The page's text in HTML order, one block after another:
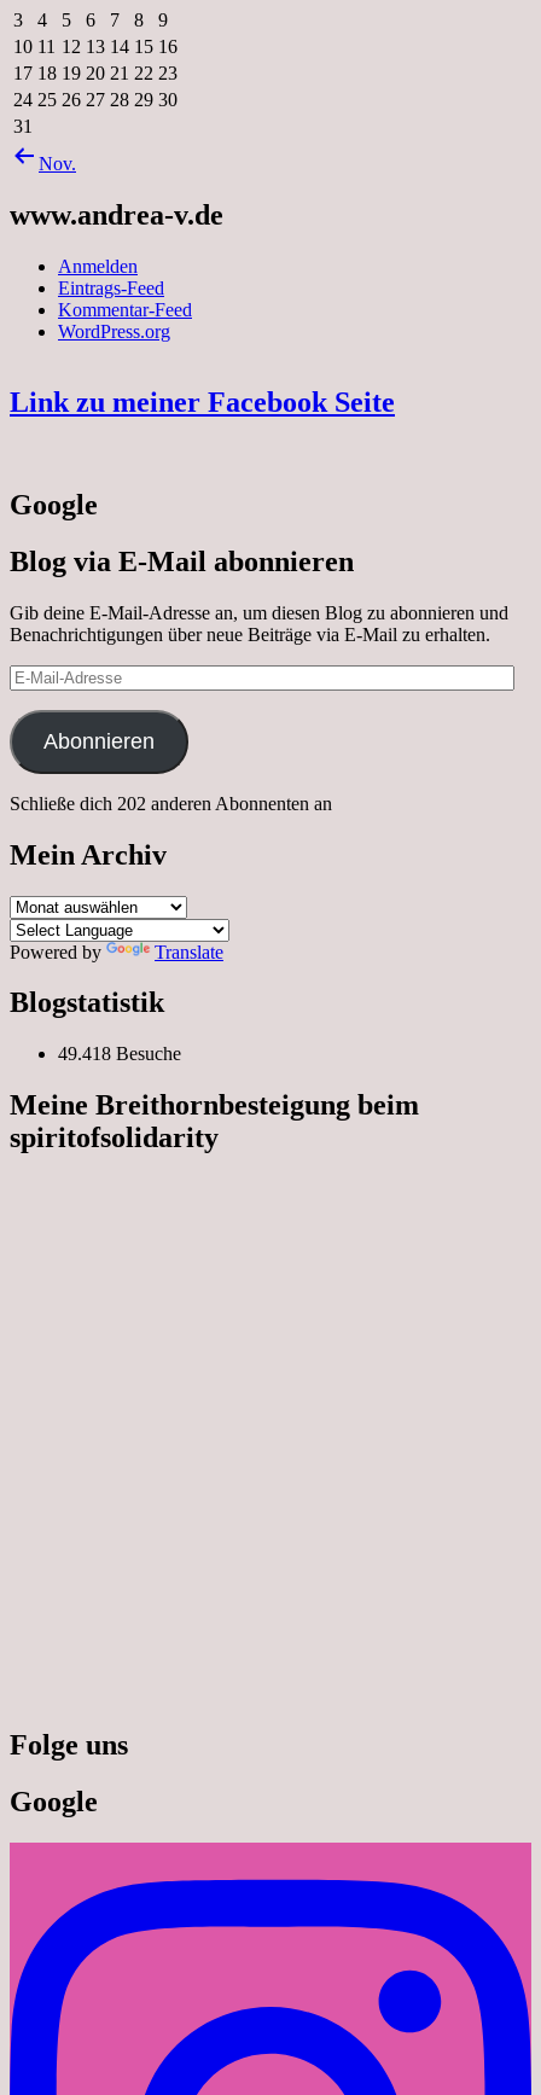
3
4 5 6 7 8
9
10 11 12 13 14 15 16
17 18 19 20 21 22 23
24 25 26 27 28 29 30
31
Nov.
www.andrea-v.de
Anmelden
Eintrags-Feed
Kommentar-Feed
WordPress.org
Link zu meiner Facebook Seite
Google
Blog via E-Mail abonnieren
Gib deine E-Mail-Adresse an, um diesen Blog zu abonnieren und
Benachrichtigungen über neue Beiträge via E-Mail zu erhalten.
E-
Mail-
Adresse
Abonnieren
Schließe dich 202 anderen Abonnenten an
Mein Archiv
Mein
Archiv
Powered by
Translate
Blogstatistik
49.418 Besuche
Meine Breithornbesteigung beim
spiritofsolidarity
Folge uns
Google